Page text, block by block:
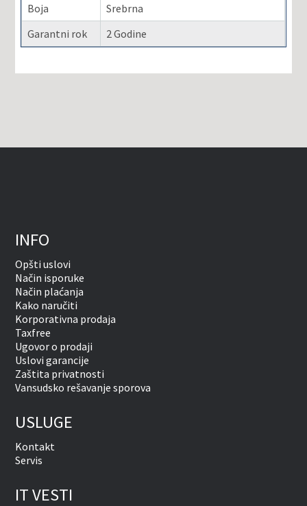
Boja
Srebrna
Garantni rok
2 Godine
INFO
Opšti uslovi
Način isporuke
Način plaćanja
Kako naručiti
Korporativna prodaja
Taxfree
Ugovor o prodaji
Uslovi garancije
Zaštita privatnosti
Vansudsko rešavanje sporova
USLUGE
Kontakt
Servis
IT VESTI